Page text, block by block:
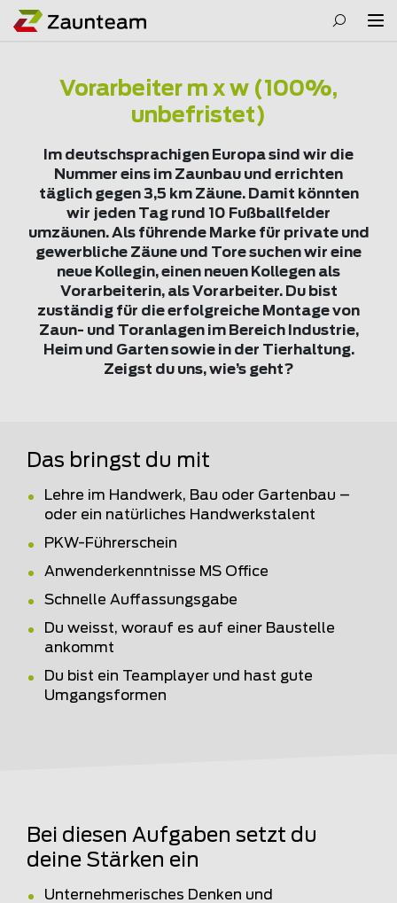
Vorarbeiter m x w (100%,
unbefristet)
Im deutschsprachigen Europa sind wir die
Nummer eins im Zaunbau und errichten
täglich gegen 3,5 km Zäune. Damit könnten
wir jeden Tag rund 10 Fußballfelder
umzäunen. Als führende Marke für private und
gewerbliche Zäune und Tore suchen wir eine
neue Kollegin, einen neuen Kollegen als
Vorarbeiterin, als Vorarbeiter. Du bist
zuständig für die erfolgreiche Montage von
Zaun- und Toranlagen im Bereich Industrie,
Heim und Garten sowie in der Tierhaltung.
Zeigst du uns, wie’s geht?
Das bringst du mit
Lehre im Handwerk, Bau oder Gartenbau –
oder ein natürliches Handwerkstalent
PKW-Führerschein
Anwenderkenntnisse MS Office
Schnelle Auffassungsgabe
Du weisst, worauf es auf einer Baustelle
ankommt
Du bist ein Teamplayer und hast gute
Umgangsformen
Bei diesen Aufgaben setzt du
deine Stärken ein
Unternehmerisches Denken und